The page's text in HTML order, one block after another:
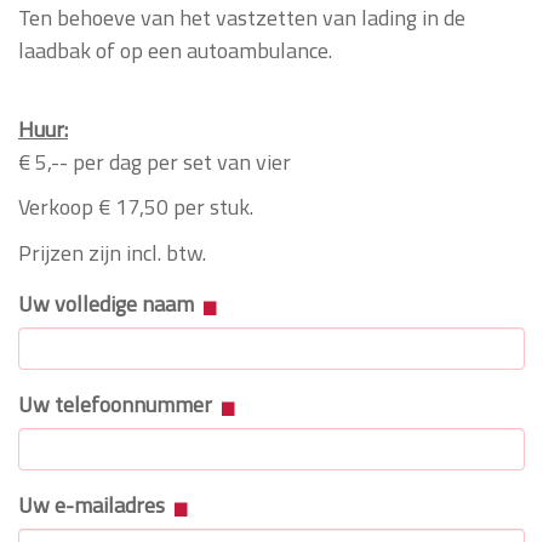
Ten behoeve van het vastzetten van lading in de
laadbak of op een autoambulance.
Huur:
€ 5,-- per dag per set van vier
Verkoop € 17,50 per stuk.
Prijzen zijn incl. btw.
Uw volledige naam
Uw telefoonnummer
Uw e-mailadres